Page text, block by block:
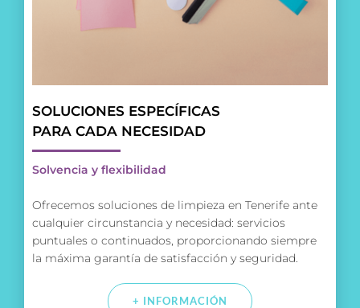
SOLUCIONES ESPECÍFICAS
PARA CADA NECESIDAD
Solvencia y flexibilidad
Ofrecemos soluciones de limpieza en Tenerife ante
cualquier circunstancia y necesidad: servicios
puntuales o continuados, proporcionando siempre
la máxima garantía de satisfacción y seguridad.
+ INFORMACIÓN